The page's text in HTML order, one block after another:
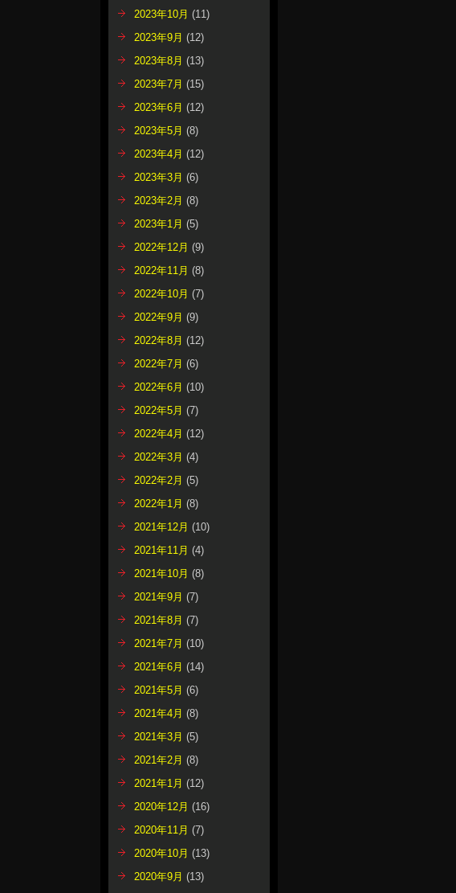
2023年10月 (11)
2023年9月 (12)
2023年8月 (13)
2023年7月 (15)
2023年6月 (12)
2023年5月 (8)
2023年4月 (12)
2023年3月 (6)
2023年2月 (8)
2023年1月 (5)
2022年12月 (9)
2022年11月 (8)
2022年10月 (7)
2022年9月 (9)
2022年8月 (12)
2022年7月 (6)
2022年6月 (10)
2022年5月 (7)
2022年4月 (12)
2022年3月 (4)
2022年2月 (5)
2022年1月 (8)
2021年12月 (10)
2021年11月 (4)
2021年10月 (8)
2021年9月 (7)
2021年8月 (7)
2021年7月 (10)
2021年6月 (14)
2021年5月 (6)
2021年4月 (8)
2021年3月 (5)
2021年2月 (8)
2021年1月 (12)
2020年12月 (16)
2020年11月 (7)
2020年10月 (13)
2020年9月 (13)